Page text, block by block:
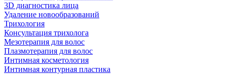
3D диагностика лица
Удаление новообразований
Трихология
Консультация трихолога
Мезотерапия для волос
Плазмотерапия для волос
Интимная косметология
Интимная контурная пластика